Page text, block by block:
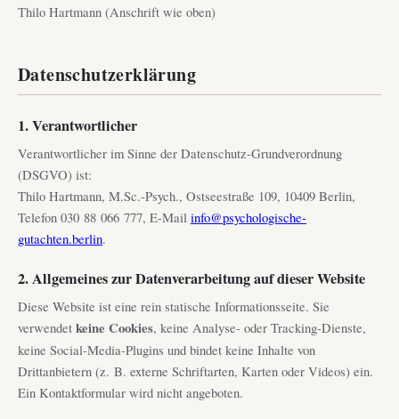
Thilo Hartmann (Anschrift wie oben)
Datenschutzerklärung
1. Verantwortlicher
Verantwortlicher im Sinne der Datenschutz-Grundverordnung
(DSGVO) ist:
Thilo Hartmann, M.Sc.-Psych., Ostseestraße 109, 10409 Berlin,
Telefon 030 88 066 777, E-Mail info@psychologische-
gutachten.berlin.
2. Allgemeines zur Datenverarbeitung auf dieser Website
Diese Website ist eine rein statische Informationsseite. Sie
verwendet keine Cookies, keine Analyse- oder Tracking-Dienste,
keine Social-Media-Plugins und bindet keine Inhalte von
Drittanbietern (z. B. externe Schriftarten, Karten oder Videos) ein.
Ein Kontaktformular wird nicht angeboten.